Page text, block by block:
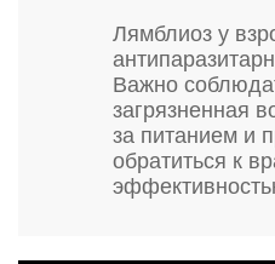
Лямблиоз у
Важно
загрязненная
за питанием и
обратиться к